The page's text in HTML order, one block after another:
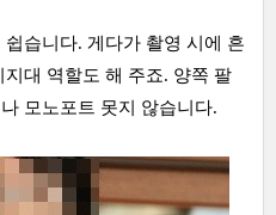
습니다. 게다가 촬영 시에 흔
대 역할도 해 주죠. 양쪽 팔
모노포트 못지 않습니다.